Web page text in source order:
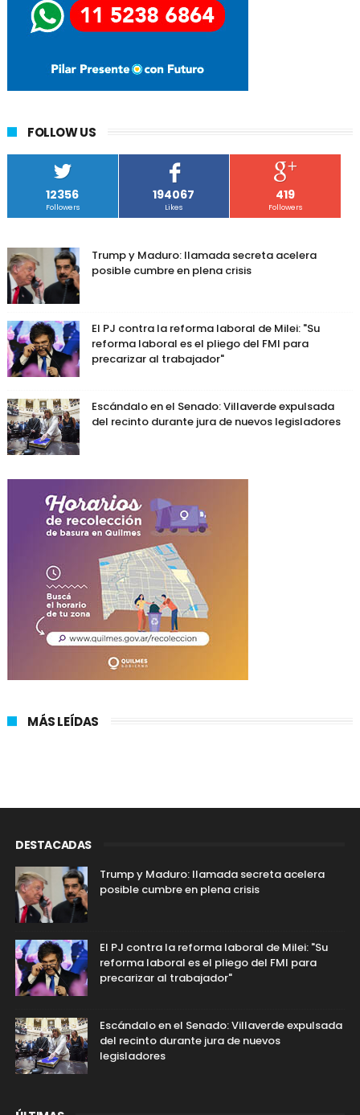
FOLLOW US
12356
Followers
194067
Likes
419
Followers
Trump y Maduro: llamada secreta acelera
posible cumbre en plena crisis
El PJ contra la reforma laboral de Milei: "Su
reforma laboral es el pliego del FMI para
precarizar al trabajador"
Escándalo en el Senado: Villaverde expulsada
del recinto durante jura de nuevos legisladores
MÁS LEÍDAS
DESTACADAS
Trump y Maduro: llamada secreta acelera
posible cumbre en plena crisis
El PJ contra la reforma laboral de Milei: "Su
reforma laboral es el pliego del FMI para
precarizar al trabajador"
Escándalo en el Senado: Villaverde expulsada
del recinto durante jura de nuevos
legisladores